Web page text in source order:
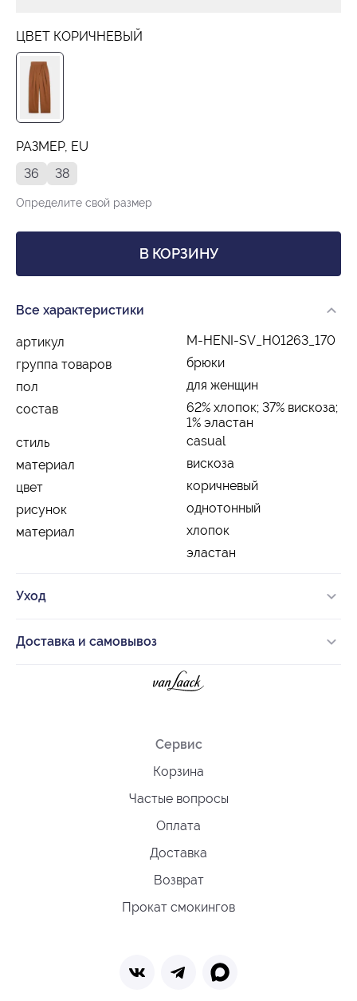
ЦВЕТ КОРИЧНЕВЫЙ
РАЗМЕР, EU
36
38
Определите свой размер
В КОРЗИНУ
Все характеристики
артикул
M-HENI-SV_H01263_170
группа товаров
брюки
пол
для женщин
состав
62% хлопок; 37% вискоза;
1% эластан
стиль
casual
материал
вискоза
цвет
коричневый
рисунок
однотонный
материал
хлопок
эластан
Уход
Доставка и самовывоз
Сервис
Корзина
Частые вопросы
Оплата
Доставка
Возврат
Прокат смокингов